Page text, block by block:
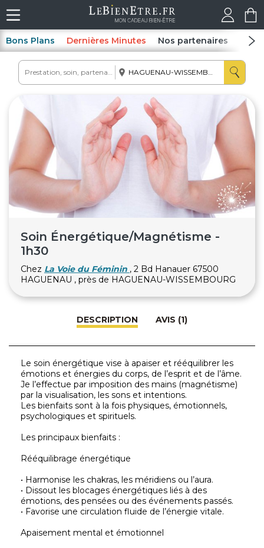
Bons Plans Dernières Minutes Nos partenaires Spas
Soin Énergétique/Magnétisme -
1h30
Chez La Voie du Féminin , 2 Bd Hanauer 67500
HAGUENAU , près de HAGUENAU-WISSEMBOURG
DESCRIPTION AVIS (1)
Le soin énergétique vise à apaiser et rééquilibrer les
émotions et énergies du corps, de l’esprit et de l’âme.
Je l’effectue par imposition des mains (magnétisme)
par la visualisation, les sons et intentions.
Les bienfaits sont à la fois physiques, émotionnels,
psychologiques et spirituels.
Les principaux bienfaits :
Rééquilibrage énergétique
• Harmonise les chakras, les méridiens ou l’aura.
• Dissout les blocages énergétiques liés à des
émotions, des pensées ou des événements passés.
• Favorise une circulation fluide de l’énergie vitale.
Apaisement mental et émotionnel